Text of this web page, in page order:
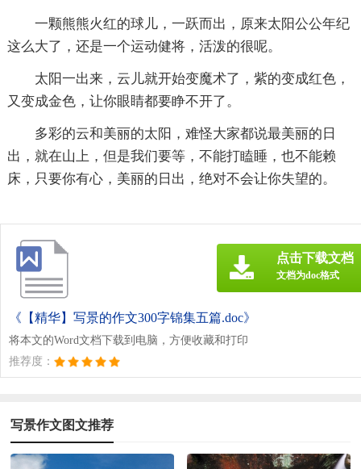
一颗熊熊火红的球儿，一跃而出，原来太阳公公年纪
这么大了，还是一个运动健将，活泼的很呢。
太阳一出来，云儿就开始变魔术了，紫的变成红色，
又变成金色，让你眼睛都要睁不开了。
多彩的云和美丽的太阳，难怪大家都说最美丽的日
出，就在山上，但是我们要等，不能打瞌睡，也不能赖
床，只要你有心，美丽的日出，绝对不会让你失望的。
《【精华】写景的作文300字锦集五篇.doc》
将本文的Word文档下载到电脑，方便收藏和打印
推荐度：
点击下载文档
文档为doc格式
写景作文图文推荐